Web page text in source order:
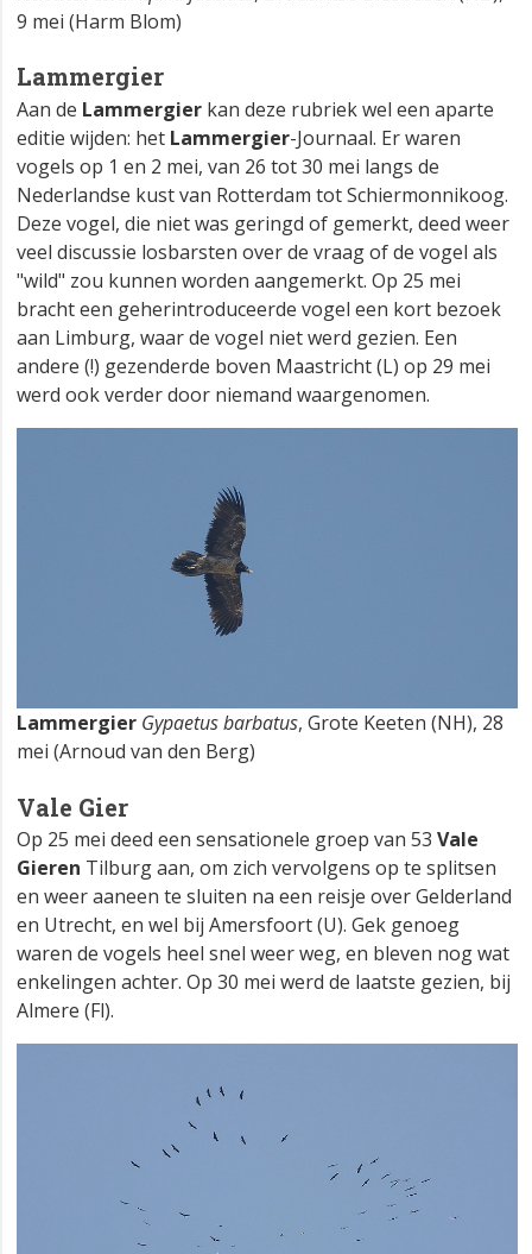
9 mei (Harm Blom)
Lammergier
Aan de Lammergier kan deze rubriek wel een aparte
editie wijden: het Lammergier-Journaal. Er waren
vogels op 1 en 2 mei, van 26 tot 30 mei langs de
Nederlandse kust van Rotterdam tot Schiermonnikoog.
Deze vogel, die niet was geringd of gemerkt, deed weer
veel discussie losbarsten over de vraag of de vogel als
"wild" zou kunnen worden aangemerkt. Op 25 mei
bracht een geherintroduceerde vogel een kort bezoek
aan Limburg, waar de vogel niet werd gezien. Een
andere (!) gezenderde boven Maastricht (L) op 29 mei
werd ook verder door niemand waargenomen.
Lammergier Gypaetus barbatus, Grote Keeten (NH), 28
mei (Arnoud van den Berg)
Vale Gier
Op 25 mei deed een sensationele groep van 53 Vale
Gieren Tilburg aan, om zich vervolgens op te splitsen
en weer aaneen te sluiten na een reisje over Gelderland
en Utrecht, en wel bij Amersfoort (U). Gek genoeg
waren de vogels heel snel weer weg, en bleven nog wat
enkelingen achter. Op 30 mei werd de laatste gezien, bij
Almere (Fl).